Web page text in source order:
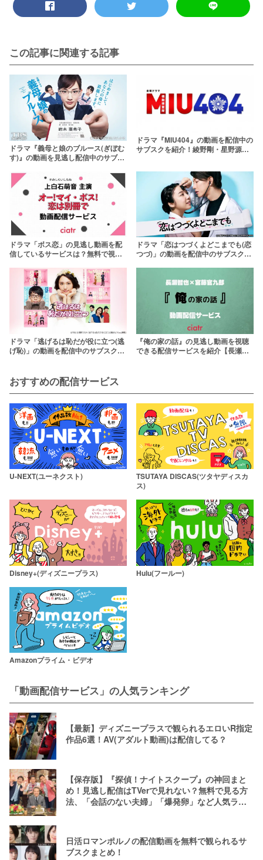
この記事に関連する記事
ドラマ『義母と娘のブルース(ぎぼむ
す)』の動画を見逃し配信中のサブス
ドラマ『MIU404』の動画を配信中の
サブスクを紹介！綾野剛・星野源W
ドラマ「ボス恋」の見逃し動画を配
信しているサービスは？無料で視聴
ドラマ「恋はつづくよどこまでも(恋
つづ)」の動画を配信中のサブスクは
ドラマ「逃げるは恥だが役に立つ(逃
げ恥)」の動画を配信中のサブスクは
『俺の家の話』の見逃し動画を視聴
できる配信サービスを紹介【長瀬智
おすすめの配信サービス
U-NEXT(ユーネクスト)
TSUTAYA DISCAS(ツタヤディスカ
ス)
Disney+(ディズニープラス) Hulu(フールー)
Amazonプライム・ビデオ
「動画配信サービス」の人気ランキング
【最新】ディズニープラスで観られるエロいR指定
作品6選！AV(アダルト動画)は配信してる？
【保存版】『探偵！ナイトスクープ』の神回まと
め！見逃し配信はTVerで見れない？無料で見る方
法、「会話のない夫婦」「爆発卵」など人気ラン
日活ロマンポルノの配信動画を無料で観られるサ
ブスクまとめ！